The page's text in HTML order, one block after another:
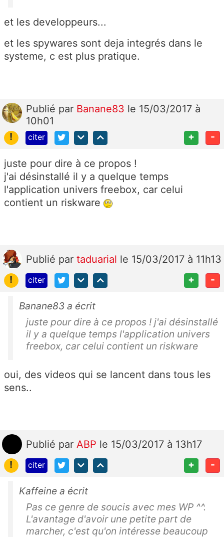
et les developpeurs...
et les spywares sont deja integrés dans le
systeme, c est plus pratique.
Publié par Banane83 le 15/03/2017 à
10h01
!
citer + -
juste pour dire à ce propos !
j'ai désinstallé il y a quelque temps
l'application univers freebox, car celui
contient un riskware
Publié par taduarial le 15/03/2017 à 11h13
!
citer + -
Banane83 a écrit
juste pour dire à ce propos ! j'ai désinstallé
il y a quelque temps l'application univers
freebox, car celui contient un riskware
oui, des videos qui se lancent dans tous les
sens..
Publié par ABP le 15/03/2017 à 13h17
!
citer + -
Kaffeine a écrit
Pas ce genre de soucis avec mes WP ^^.
L'avantage d'avoir une petite part de
marcher, c'est qu'on intéresse beaucoup